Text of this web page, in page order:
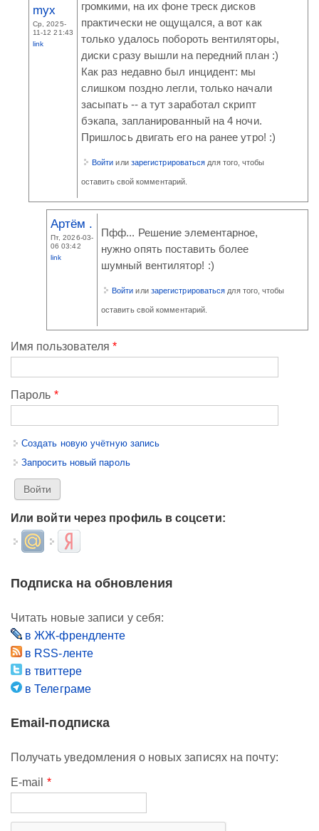
myx
Ср, 2025-
11-12 21:43
link
громкими, на их фоне треск дисков
практически не ощущался, а вот как
только удалось побороть вентиляторы,
диски сразу вышли на передний план :)
Как раз недавно был инцидент: мы
слишком поздно легли, только начали
засыпать -- а тут заработал скрипт
бэкапа, запланированный на 4 ночи.
Пришлось двигать его на ранее утро! :)
Войти или зарегистрироваться для того, чтобы
оставить свой комментарий.
Артём .
Пт, 2026-03-
06 03:42
link
Пфф... Решение элементарное,
нужно опять поставить более
шумный вентилятор! :)
Войти или зарегистрироваться для того, чтобы
оставить свой комментарий.
Имя пользователя*
Пароль *
Создать новую учётную запись
Запросить новый пароль
Или войти через профиль в соцсети:
Login with Mail.ruLogin with Яндекс
Подписка на обновления
Читать новые записи у себя:
в ЖЖ-френдленте
в RSS-ленте
в твиттере
в Телеграме
Email-подписка
Получать уведомления о новых записях на почту:
E-mail *